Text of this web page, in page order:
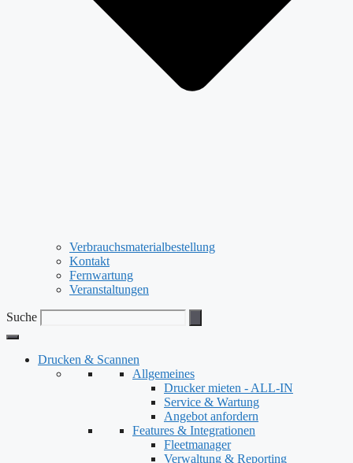
Verbrauchsmaterialbestellung
Kontakt
Fernwartung
Veranstaltungen
Suche
Drucken & Scannen
Allgemeines
Drucker mieten - ALL-IN
Service & Wartung
Angebot anfordern
Features & Integrationen
Fleetmanager
Verwaltung & Reporting